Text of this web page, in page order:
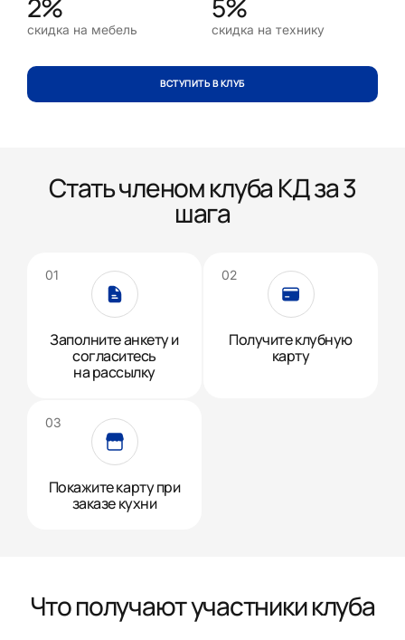
2%
скидка на мебель
5%
скидка на технику
ВСТУПИТЬ В КЛУБ
Стать членом клуба КД за 3
шага
Заполните анкету и
согласитесь
на рассылку
Получите клубную
карту
Покажите карту при
заказе кухни
Что получают участники клуба